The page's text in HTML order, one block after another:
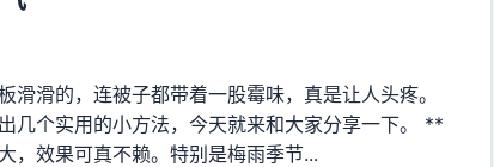
滑的，连被子都带着一股霉味，真是让人头疼。
几个实用的小方法，今天就来和大家分享一下。 **
，效果可真不赖。特别是梅雨季节...